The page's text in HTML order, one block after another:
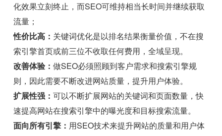
化效果立刻终止，而SEO可维持相当长时间并继续获取
流量；
性价比高： 关键词优化是以排名结果衡量价值，不在搜
索引擎首页或前三位不收取任何费用，全域呈现。
改善体验：做SEO必须照顾到客户需求和搜索引擎规
则，因此需要不断改进网站质量，提升用户体验。
扩展性强：可以不断扩展网站的关键词和页面数量，快
速提高网站在搜索引擎中的曝光度和目标搜索流量。
面向所有引擎： 用SEO技术来提升网站的质量和用户体